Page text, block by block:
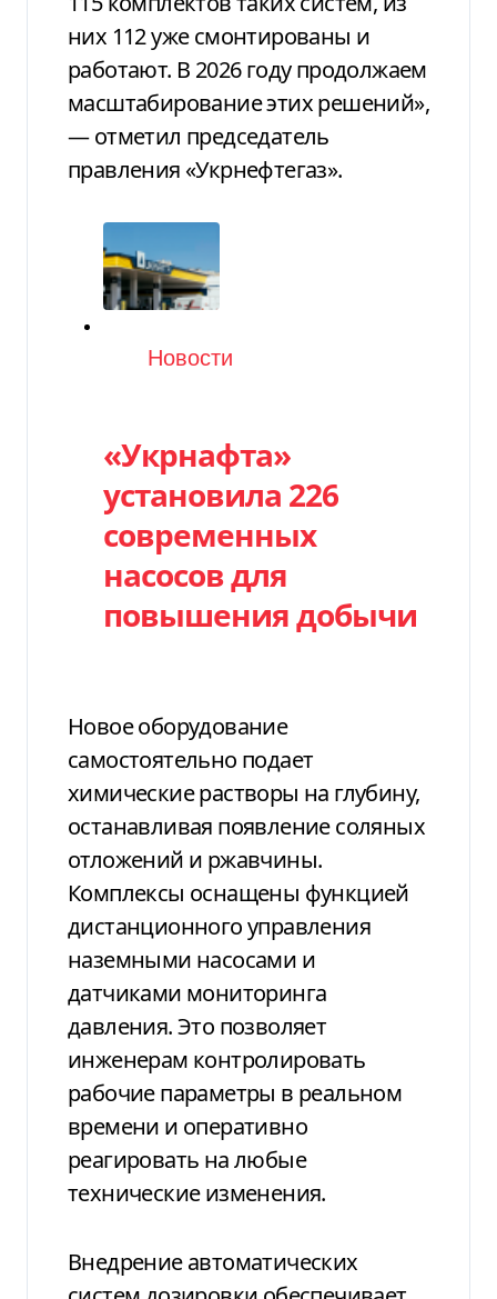
них 112 уже смонтированы и
работают. В 2026 году продолжаем
масштабирование этих решений»,
— отметил председатель
правления «Укрнефтегаз».
Категория
Новости
«Укрнафта»
установила 226
современных
насосов для
повышения добычи
Новое оборудование
самостоятельно подает
химические растворы на глубину,
останавливая появление соляных
отложений и ржавчины.
Комплексы оснащены функцией
дистанционного управления
наземными насосами и
датчиками мониторинга
давления. Это позволяет
инженерам контролировать
рабочие параметры в реальном
времени и оперативно
реагировать на любые
технические изменения.
Внедрение автоматических